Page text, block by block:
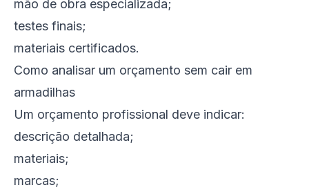
mão de obra especializada;
testes finais;
materiais certificados.
Como analisar um orçamento sem cair em
armadilhas
Um orçamento profissional deve indicar:
descrição detalhada;
materiais;
marcas;